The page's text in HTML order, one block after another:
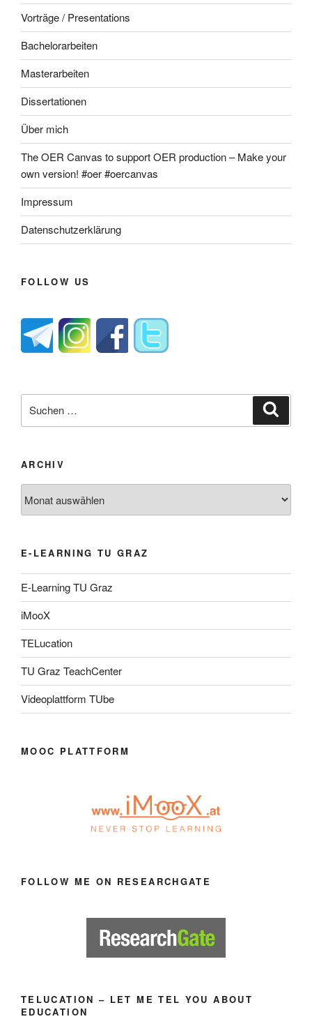
Vorträge / Presentations
Bachelorarbeiten
Masterarbeiten
Dissertationen
Über mich
The OER Canvas to support OER production – Make your
own version! #oer #oercanvas
Impressum
Datenschutzerklärung
FOLLOW US
nach:
ARCHIV
E-LEARNING TU GRAZ
E-Learning TU Graz
iMooX
TELucation
TU Graz TeachCenter
Videoplattform TUbe
MOOC PLATTFORM
FOLLOW ME ON RESEARCHGATE
TELUCATION – LET ME TEL YOU ABOUT
EDUCATION